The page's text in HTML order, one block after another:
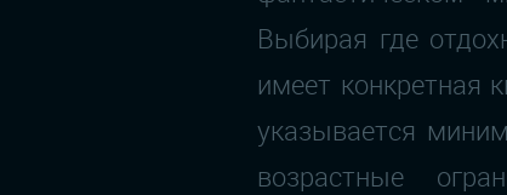
Выбирая где
имеет конкретная
указывается
возрастные